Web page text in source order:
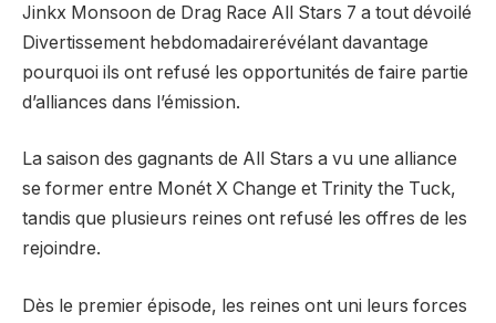
Jinkx Monsoon de Drag Race All Stars 7 a tout dévoilé
Divertissement hebdomadairerévélant davantage
pourquoi ils ont refusé les opportunités de faire partie
d’alliances dans l’émission.
La saison des gagnants de All Stars a vu une alliance
se former entre Monét X Change et Trinity the Tuck,
tandis que plusieurs reines ont refusé les offres de les
rejoindre.
Dès le premier épisode, les reines ont uni leurs forces